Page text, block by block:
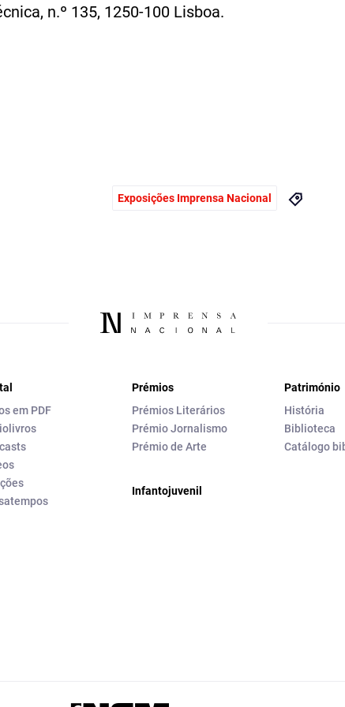
n.º 135, 1250-100 Lisboa.
Exposições Imprensa Nacional
em PDF
Prémios
Prémios Literários
Prémio Jornalismo
Prémio de Arte
Infantojuvenil
Património
História
Biblioteca
Catálogo